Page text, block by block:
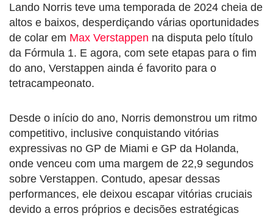
Lando Norris teve uma temporada de 2024 cheia de
altos e baixos, desperdiçando várias oportunidades
de colar em Max Verstappen na disputa pelo título
da Fórmula 1. E agora, com sete etapas para o fim
do ano, Verstappen ainda é favorito para o
tetracampeonato.
Desde o início do ano, Norris demonstrou um ritmo
competitivo, inclusive conquistando vitórias
expressivas no GP de Miami e GP da Holanda,
onde venceu com uma margem de 22,9 segundos
sobre Verstappen. Contudo, apesar dessas
performances, ele deixou escapar vitórias cruciais
devido a erros próprios e decisões estratégicas